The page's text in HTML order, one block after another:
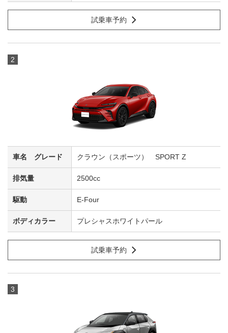
試乗車予約
2
クラウン（スポーツ） SPORT Z
2500cc
E-Four
プレシャスホワイトパール
試乗車予約
3